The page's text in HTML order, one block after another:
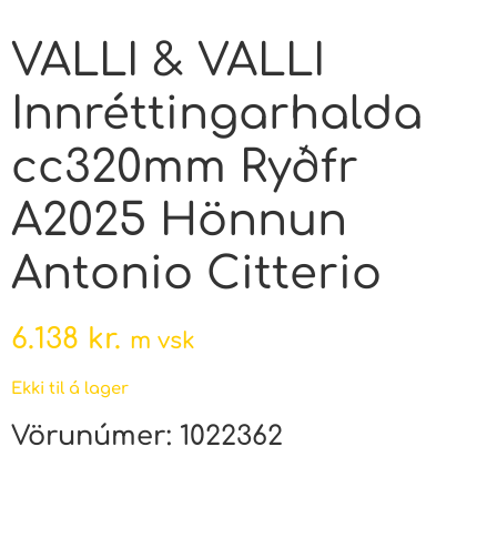
VALLI & VALLI
Innréttingarhalda
cc320mm Ryðfr
A2025 Hönnun
Antonio Citterio
6.138 kr. m vsk
Ekki til á lager
Vörunúmer: 1022362